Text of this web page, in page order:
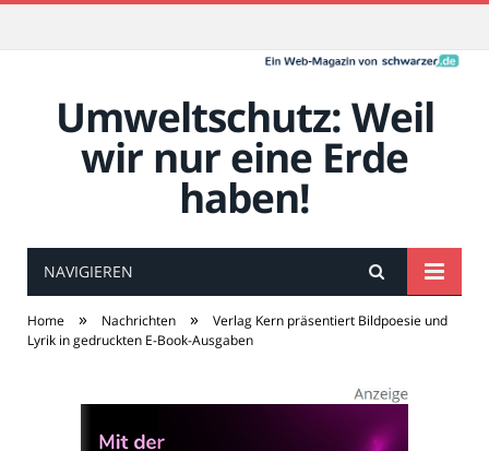
Umweltschutz: Weil
wir nur eine Erde
haben!
NAVIGIEREN
Home » Nachrichten »
Verlag Kern präsentiert Bildpoesie und
Lyrik in gedruckten E-Book-Ausgaben